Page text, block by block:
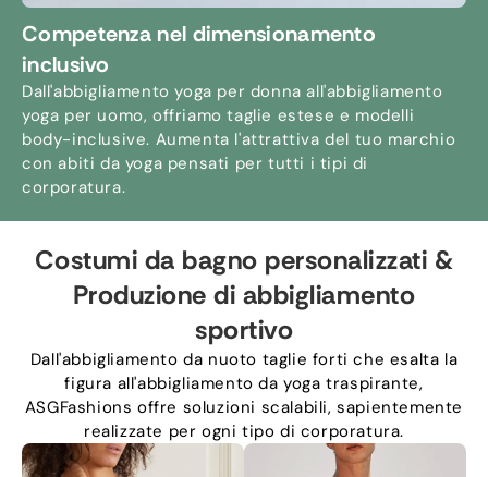
Competenza nel dimensionamento
inclusivo
Dall'abbigliamento yoga per donna all'abbigliamento
yoga per uomo, offriamo taglie estese e modelli
body-inclusive. Aumenta l'attrattiva del tuo marchio
con abiti da yoga pensati per tutti i tipi di
corporatura.
Costumi da bagno personalizzati &
Produzione di abbigliamento
sportivo
Dall'abbigliamento da nuoto taglie forti che esalta la
figura all'abbigliamento da yoga traspirante,
ASGFashions offre soluzioni scalabili, sapientemente
realizzate per ogni tipo di corporatura.